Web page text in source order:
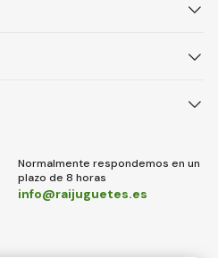
Normalmente respondemos en un
plazo de 8 horas
info@raijuguetes.es